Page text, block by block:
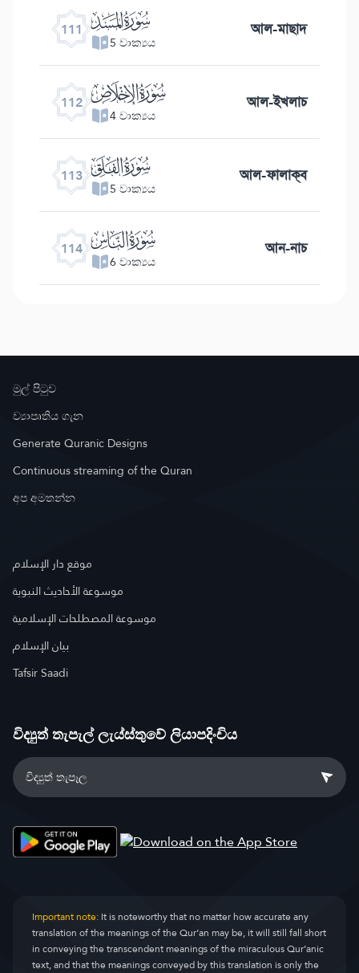
111 ﰜ
5 වාක්‍යය আল-মাছাদ
112 ﰝ
4 වාක්‍යය আল-ইখলাচ
113 ﰞ
5 වාක්‍යය আল-ফালাক্ব
114 ﰟ
6 වාක්‍යය আন-নাচ
මුල් පිටුව
ව්‍යාපෘතිය ගැන
Generate Quranic Designs
Continuous streaming of the Quran
අප අමතන්න
موقع دار الإسلام
موسوعة الأحاديث النبوية
موسوعة المصطلحات الإسلامية
بيان الإسلام
Tafsir Saadi
විද්‍යුත් තැපැල් ලැය්ස්තුවේ ලියාපදිංචිය
Important note:It is noteworthy that no matter how accurate any
translation of the meanings of the Qur’an may be, it will still fall short
in conveying the transcendent meanings of the miraculous Qur’anic
text, and that the meanings conveyed by this translation is only the